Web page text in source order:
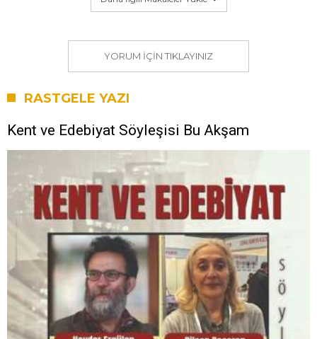
YORUM IÇIN TIKLAYINIZ
RASTGELE YAZI
Kent ve Edebiyat Söyleşisi Bu Akşam